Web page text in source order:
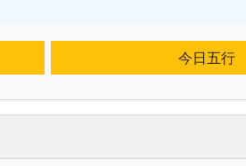
今日五行